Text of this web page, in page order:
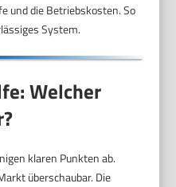
und die Betriebskosten. So
System.
Welcher
klaren Punkten ab.
überschaubar. Die